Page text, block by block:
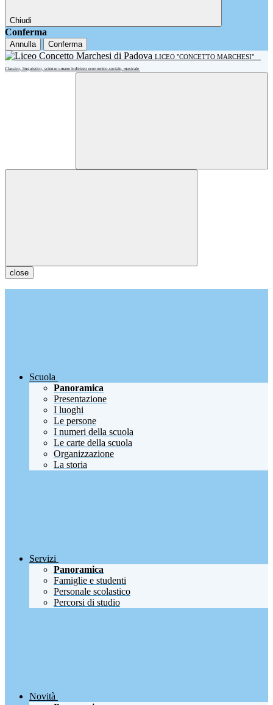
Chiudi
Conferma
Annulla Conferma
LICEO "CONCETTO MARCHESI"
Classico, linguistico, scienze umane indirizzo economico-sociale, musicale
close
Scuola
Panoramica
Presentazione
I luoghi
Le persone
I numeri della scuola
Le carte della scuola
Organizzazione
La storia
Servizi
Panoramica
Famiglie e studenti
Personale scolastico
Percorsi di studio
Novità